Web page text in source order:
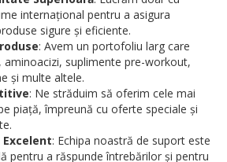
internațional pentru a asigura
sigure și eficiente.
: Avem un portofoliu larg care
aminoacizi, suplimente pre-workout,
și multe altele.
: Ne străduim să oferim cele mai
piață, împreună cu oferte speciale și
Excelent: Echipa noastră de suport este
pentru a răspunde întrebărilor și pentru